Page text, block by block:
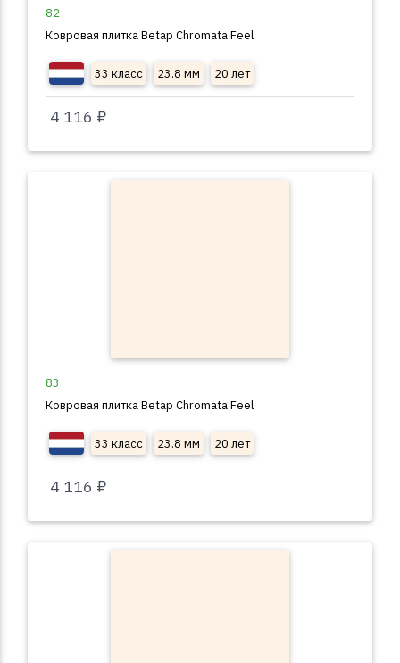
82
Ковровая плитка Betap Chromata Feel
33 класс 23.8 мм 20 лет
4 116 ₽
83
Ковровая плитка Betap Chromata Feel
33 класс 23.8 мм 20 лет
4 116 ₽